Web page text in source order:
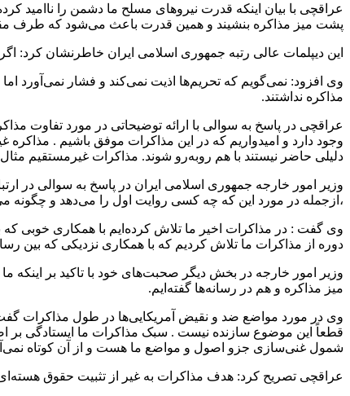
عراقچی با بیان اینکه قدرت نیروهای مسلح ما دشمن را ناامید
پشت میز مذاکره بنشیند و همین قدرت باعث می‌شود که طرف
این دیپلمات عالی رتبه جمهوری اسلامی ایران خاطرنشان کرد: اگر
وی افزود: نمی‌گویم که تحریم‌ها اذیت نمی‌کند و فشار نمی‌آورد اما
مذاکره نداشتند.
عراقچی در پاسخ به سوالی با ارائه توضیحاتی در مورد تفاوت
وجود دارد و امیدواریم که در این مذاکرات موفق باشیم .
دلیلی حاضر نیستند با هم روبه‌رو شوند. مذاکرات غیرمستقیم
وزیر امور خارجه جمهوری اسلامی ایران در پاسخ به سوالی در
،ازجمله در مورد این که چه کسی روایت اول را می‌دهد و چگونه
وی گفت : در مذاکرات اخیر ما تلاش کرده‌ایم با همکاری خوبی که
دوره از مذاکرات ما تلاش کردیم که با همکاری نزدیکی که بین
وزیر امور خارجه در بخش دیگر صحبت‌های خود با تاکید بر
میز مذاکره و هم در رسانه‌ها گفته‌ایم.
وی در مورد مواضع ضد و نقیض آمریکایی‌ها در طول مذاکرات
قطعاً این موضوع سازنده نیست . سبک مذاکرات ما ایستادگی بر
شمول غنی‌سازی جزو اصول و مواضع ما هست و از آن کوتاه
عراقچی تصریح کرد: هدف مذاکرات به غیر از تثبیت حقوق